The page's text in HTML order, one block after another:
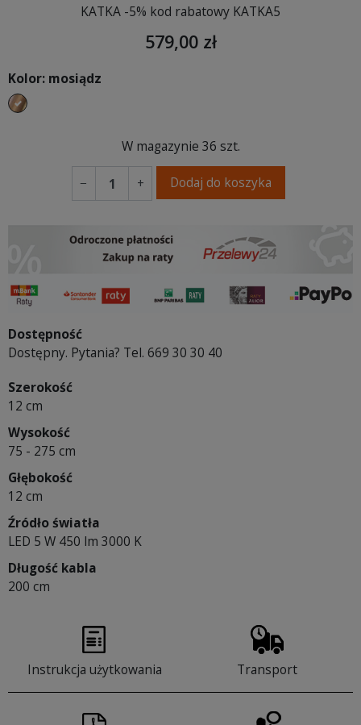
KATKA -5% kod rabatowy KATKA5
579,00 zł
Kolor: mosiądz
mosiądz
W magazynie 36 szt.
− + Dodaj do koszyka
Dostępność
Dostępny. Pytania? Tel. 669 30 30 40
Szerokość
12 cm
Wysokość
75 - 275 cm
Głębokość
12 cm
Źródło światła
LED 5 W 450 lm 3000 K
Długość kabla
200 cm
Instrukcja użytkowania Transport